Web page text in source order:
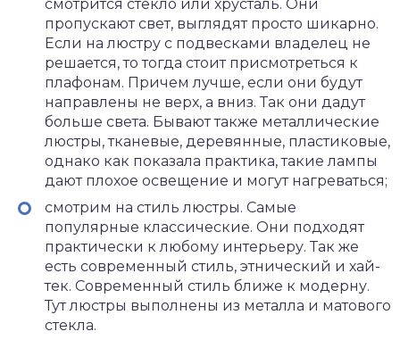
смотрится стекло или хрусталь. Они
пропускают свет, выглядят просто шикарно.
Если на люстру с подвесками владелец не
решается, то тогда стоит присмотреться к
плафонам. Причем лучше, если они будут
направлены не верх, а вниз. Так они дадут
больше света. Бывают также металлические
люстры, тканевые, деревянные, пластиковые,
однако как показала практика, такие лампы
дают плохое освещение и могут нагреваться;
смотрим на стиль люстры. Самые
популярные классические. Они подходят
практически к любому интерьеру. Так же
есть современный стиль, этнический и хай-
тек. Современный стиль ближе к модерну.
Тут люстры выполнены из металла и матового
стекла.